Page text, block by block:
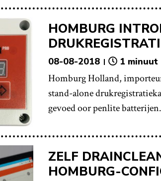
HOMBURG
08-08-2018 1 minuut
Homburg Holland,
stand-alone
gevoed oor penlite batterijen.
ZELF
HOMBURG-